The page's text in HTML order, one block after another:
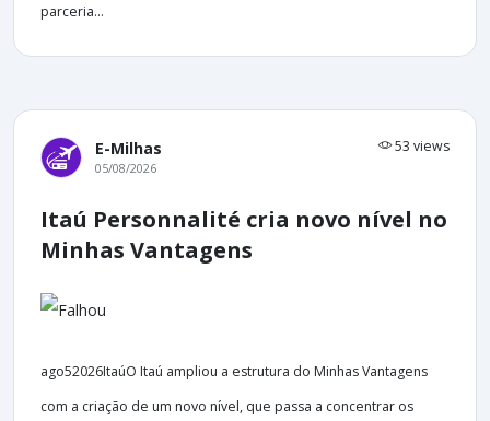
parceria...
E-Milhas 53 views
05/08/2026
Itaú Personnalité cria novo nível no
Minhas Vantagens
ago52026ItaúO Itaú ampliou a estrutura do Minhas Vantagens
com a criação de um novo nível, que passa a concentrar os